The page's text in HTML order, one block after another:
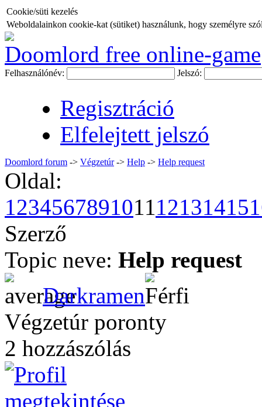
Cookie/süti kezelés
Weboldalainkon cookie-kat (sütiket) használunk, hogy személyre
Doomlord free online-game
Felhasználónév: Jelszó:
Regisztráció
Elfelejtett jelszó
Doomlord forum -> Végzetúr-> Help -> Help request
Oldal:
123456789101112131415
Szerző
Topic neve: Help request
Darkramen
Végzetúr poronty
2 hozzászólás